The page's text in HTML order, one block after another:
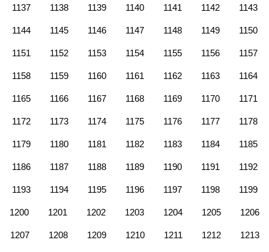
1137 1138 1139 1140 1141 1142 1143
1144 1145 1146 1147 1148 1149 1150
1151 1152 1153 1154 1155 1156 1157
1158 1159 1160 1161 1162 1163 1164
1165 1166 1167 1168 1169 1170 1171
1172 1173 1174 1175 1176 1177 1178
1179 1180 1181 1182 1183 1184 1185
1186 1187 1188 1189 1190 1191 1192
1193 1194 1195 1196 1197 1198 1199
1200 1201 1202 1203 1204 1205 1206
1207 1208 1209 1210 1211 1212 1213